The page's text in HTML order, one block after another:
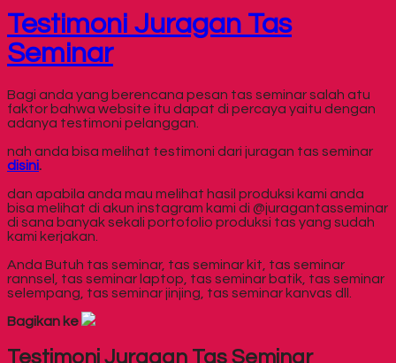
Testimoni Juragan Tas
Seminar
Bagi anda yang berencana pesan tas seminar salah atu
faktor bahwa website itu dapat di percaya yaitu dengan
adanya testimoni pelanggan.
nah anda bisa melihat testimoni dari juragan tas seminar
disini.
dan apabila anda mau melihat hasil produksi kami anda
bisa melihat di akun instagram kami di @juragantasseminar
di sana banyak sekali portofolio produksi tas yang sudah
kami kerjakan.
Anda Butuh tas seminar, tas seminar kit, tas seminar
rannsel, tas seminar laptop, tas seminar batik, tas seminar
selempang, tas seminar jinjing, tas seminar kanvas dll.
Bagikan ke
Testimoni Juragan Tas Seminar